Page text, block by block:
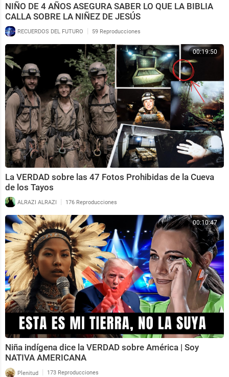
NIÑO DE 4 AÑOS ASEGURA SABER LO QUE LA BIBLIA
CALLA SOBRE LA NIÑEZ DE JESÚS
RECUERDOS DEL FUTURO | 59 Reproducciones
00:19:50
La VERDAD sobre las 47 Fotos Prohibidas de la Cueva
de los Tayos
ALRAZI ALRAZI | 176 Reproducciones
00:10:47
Niña indígena dice la VERDAD sobre América | Soy
NATIVA AMERICANA
Plenitud | 173 Reproducciones